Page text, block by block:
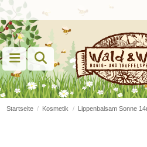
Startseite Kosmetik Lippenbalsam Sonne